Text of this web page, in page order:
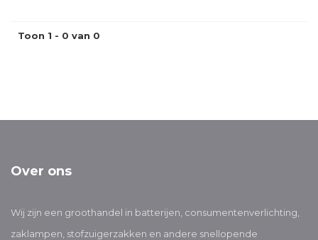
Toon 1 - 0 van 0
Over ons
Wij zijn een groothandel in batterijen, consumentenverlichting,
zaklampen, stofzuigerzakken en andere snellopende